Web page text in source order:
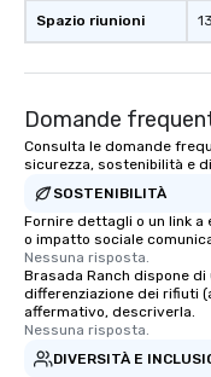
Spazio riunioni
Domande
Consulta le domande
sicurezza, sostenibilità e
SOSTENIBILITÀ
Fornire dettagli o un link
o impatto sociale
Nessuna risposta.
Brasada Ranch dispone
differenziazione dei rifiuti
affermativo, descriverla.
Nessuna risposta.
DIVERSITÀ E